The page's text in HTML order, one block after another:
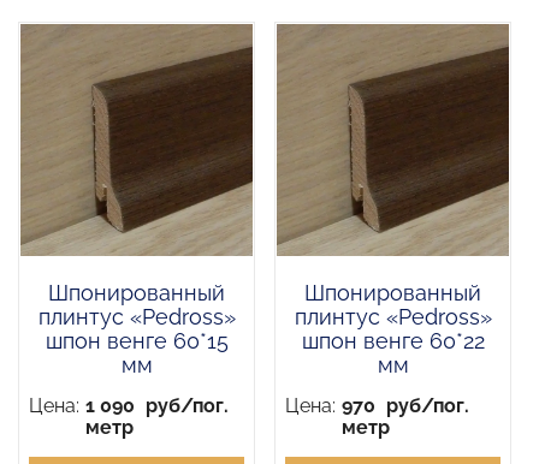
Шпонированный
плинтус «Pedross»
шпон венге 60*15
мм
Цена: 1 090 руб/пог.
метр
Шпонированный
плинтус «Pedross»
шпон венге 60*22
мм
Цена: 970 руб/пог.
метр